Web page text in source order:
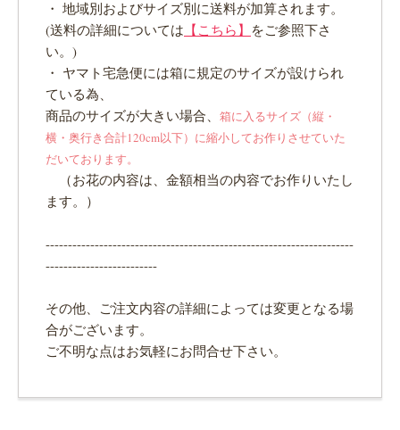
・ 地域別およびサイズ別に送料が加算されます。
(送料の詳細については 【こちら】 をご参照下さ
い。)
・ ヤマト宅急便には箱に規定のサイズが設けられ
ている為、
商品のサイズが大きい場合、 箱に入るサイズ（縦・
横・奥行き合計120cm以下）に縮小してお作りさせていた
だいております。
（お花の内容は、金額相当の内容でお作りいたし
ます。）
---------------------------------------------------------------------
-------------------------
その他、ご注文内容の詳細によっては変更となる場
合がございます。
ご不明な点はお気軽にお問合せ下さい。